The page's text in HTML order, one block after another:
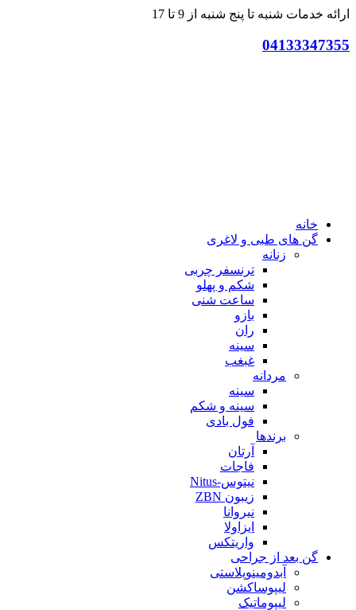
ارائه خدمات شنبه تا پنج شنبه از 9 تا 17
04133347355
خانه
گن های طبی و لاغری
زنانه
ترنسفر چربی
شکم و پهلو
ساعت شنی
بازو
ران
سینه
غبغب
مردانه
سینه
سینه و شکم
فول بادی
برندها
آرتان
فاجات
نیتوس-Nitus
زیبون ZBN
نیروانا
ایزاولا
واریتکس
گن بعد از جراحی
آبدومینوپلاستی
لیپوساکشن
لیپوماتیک